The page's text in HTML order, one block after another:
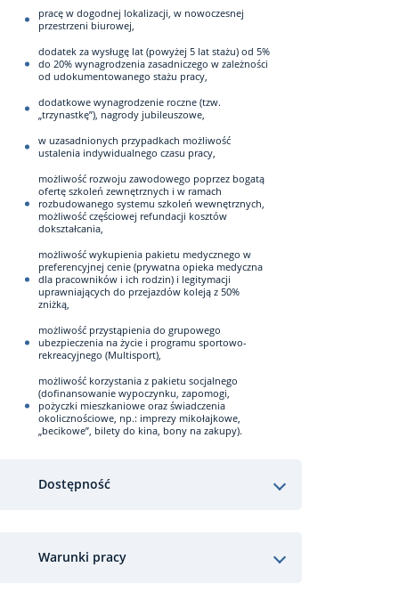
pracę w dogodnej lokalizacji, w nowoczesnej
przestrzeni biurowej,
dodatek za wysługę lat (powyżej 5 lat stażu) od 5%
do 20% wynagrodzenia zasadniczego w zależności
od udokumentowanego stażu pracy,
dodatkowe wynagrodzenie roczne (tzw.
„trzynastkę”), nagrody jubileuszowe,
w uzasadnionych przypadkach możliwość
ustalenia indywidualnego czasu pracy,
możliwość rozwoju zawodowego poprzez bogatą
ofertę szkoleń zewnętrznych i w ramach
rozbudowanego systemu szkoleń wewnętrznych,
możliwość częściowej refundacji kosztów
dokształcania,
możliwość wykupienia pakietu medycznego w
preferencyjnej cenie (prywatna opieka medyczna
dla pracowników i ich rodzin) i legitymacji
uprawniających do przejazdów koleją z 50%
zniżką,
możliwość przystąpienia do grupowego
ubezpieczenia na życie i programu sportowo-
rekreacyjnego (Multisport),
możliwość korzystania z pakietu socjalnego
(dofinansowanie wypoczynku, zapomogi,
pożyczki mieszkaniowe oraz świadczenia
okolicznościowe, np.: imprezy mikołajkowe,
„becikowe”, bilety do kina, bony na zakupy).
Dostępność
Warunki pracy